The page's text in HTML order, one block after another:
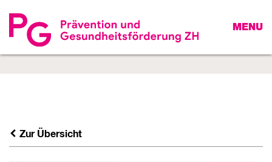
MENU
Zur Übersicht